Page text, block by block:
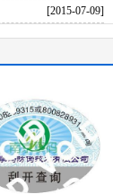
[2015-07-09]